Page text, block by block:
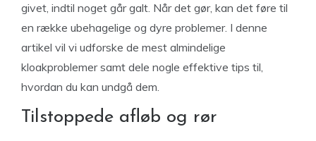
givet, indtil noget går galt. Når det gør, kan det føre til
en række ubehagelige og dyre problemer. I denne
artikel vil vi udforske de mest almindelige
kloakproblemer samt dele nogle effektive tips til,
hvordan du kan undgå dem.
Tilstoppede afløb og rør